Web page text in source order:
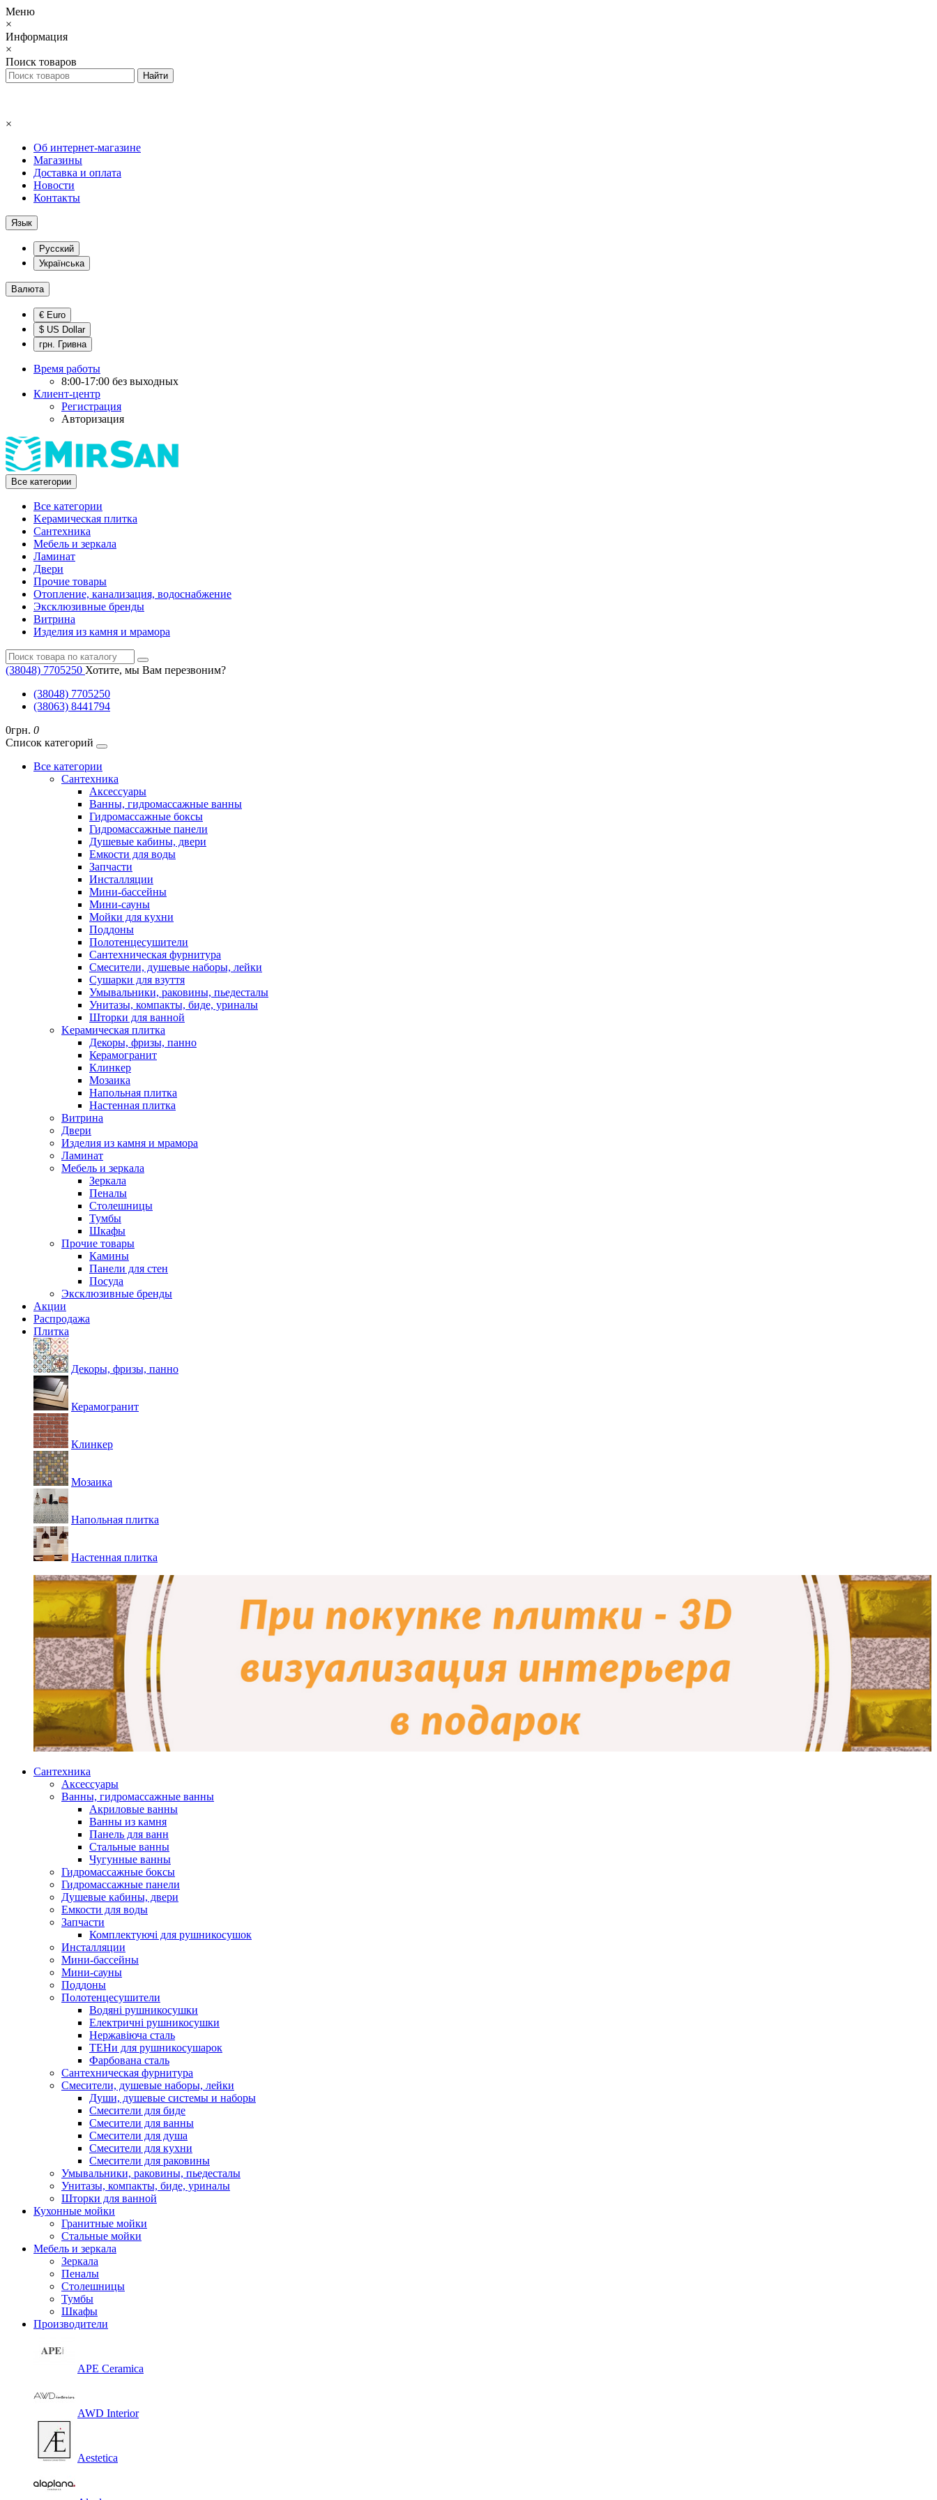
Меню
×
Информация
×
Поиск товаров
×
Об интернет-магазине
Магазины
Доставка и оплата
Новости
Контакты
Язык
Русский
Українська
Валюта
€ Euro
$ US Dollar
грн. Гривна
Время работы
8:00-17:00 без выходных
Клиент-центр
Регистрация
Авторизация
Все категории
Все категории
Kерамическая плитка
Cантехника
Мебель и зеркала
Ламинат
Двери
Прочие товары
Отопление, канализация, водоснабжение
Эксклюзивные бренды
Витрина
Изделия из камня и мрамора
(38048) ‎7705250 Хотите, мы Вам перезвоним?
(38048) ‎7705250
(38063) 8441794
0грн. 0
Список категорий
Все категории
Cантехника
Аксессуары
Ванны, гидромассажные ванны
Гидромассажные боксы
Гидромассажные панели
Душевые кабины, двери
Емкости для воды
Запчасти
Инсталляции
Мини-бассейны
Мини-сауны
Мойки для кухни
Поддоны
Полотенцесушители
Сантехническая фурнитура
Смесители, душевые наборы, лейки
Сушарки для взуття
Умывальники, раковины, пьедесталы
Унитазы, компакты, биде, уриналы
Шторки для ванной
Kерамическая плитка
Декоры, фризы, панно
Керамогранит
Клинкер
Мозаика
Напольная плитка
Настенная плитка
Витрина
Двери
Изделия из камня и мрамора
Ламинат
Мебель и зеркала
Зеркала
Пеналы
Столешницы
Тумбы
Шкафы
Прочие товары
Камины
Панели для стен
Посуда
Эксклюзивные бренды
Акции
Распродажа
Плитка
Декоры, фризы, панно
Керамогранит
Клинкер
Мозаика
Напольная плитка
Настенная плитка
Сантехника
Аксессуары
Ванны, гидромассажные ванны
Акриловые ванны
Ванны из камня
Панель для ванн
Стальные ванны
Чугунные ванны
Гидромассажные боксы
Гидромассажные панели
Душевые кабины, двери
Емкости для воды
Запчасти
Комплектуючі для рушникосушок
Инсталляции
Мини-бассейны
Мини-сауны
Поддоны
Полотенцесушители
Водяні рушникосушки
Електричні рушникосушки
Нержавіюча сталь
ТЕНи для рушникосушарок
Фарбована сталь
Сантехническая фурнитура
Смесители, душевые наборы, лейки
Души, душевые системы и наборы
Смесители для биде
Смесители для ванны
Смесители для душа
Смесители для кухни
Смесители для раковины
Умывальники, раковины, пьедесталы
Унитазы, компакты, биде, уриналы
Шторки для ванной
Кухонные мойки
Гранитные мойки
Стальные мойки
Мебель и зеркала
Зеркала
Пеналы
Столешницы
Тумбы
Шкафы
Производители
APE Ceramica
AWD Interior
Aestetica